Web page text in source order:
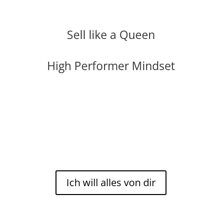
Sell like a Queen
High Performer Mindset
Ich will alles von dir